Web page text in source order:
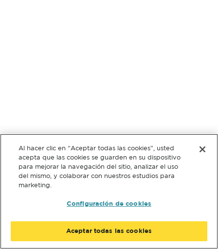
Al hacer clic en “Aceptar todas las cookies”, usted
acepta que las cookies se guarden en su dispositivo
para mejorar la navegación del sitio, analizar el uso
del mismo, y colaborar con nuestros estudios para
marketing.
Configuración de cookies
Aceptar todas las cookies